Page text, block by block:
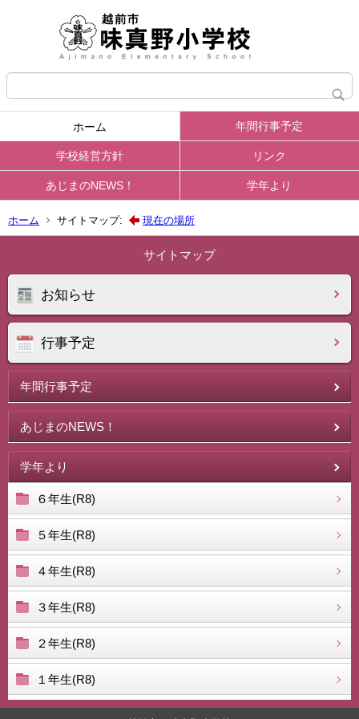
ホーム 年間行事予定
学校経営方針 リンク
あじまのNEWS！ 学年より
ホーム サイトマップ: 現在の場所
サイトマップ
お知らせ
行事予定
年間行事予定
あじまのNEWS！
学年より
６年生(R8)
５年生(R8)
４年生(R8)
３年生(R8)
２年生(R8)
１年生(R8)